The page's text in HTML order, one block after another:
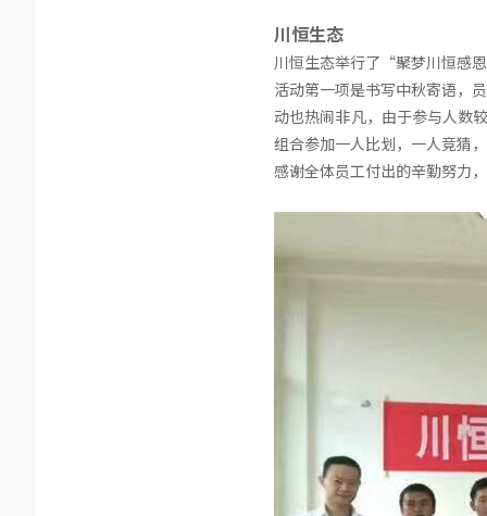
川恒生态
川恒生态举行了“聚梦川恒感
活动第一项是书写中秋寄语，
动也热闹非凡，由于参与人数
组合参加一人比划，一人竞猜
感谢全体员工付出的辛勤努力